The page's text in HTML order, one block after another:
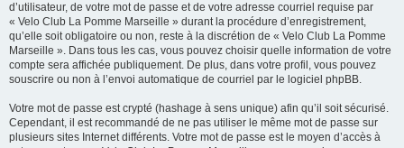
d’utilisateur, de votre mot de passe et de votre adresse courriel requise par
« Velo Club La Pomme Marseille » durant la procédure d’enregistrement,
qu’elle soit obligatoire ou non, reste à la discrétion de « Velo Club La Pomme
Marseille ». Dans tous les cas, vous pouvez choisir quelle information de votre
compte sera affichée publiquement. De plus, dans votre profil, vous pouvez
souscrire ou non à l’envoi automatique de courriel par le logiciel phpBB.
Votre mot de passe est crypté (hashage à sens unique) afin qu’il soit sécurisé.
Cependant, il est recommandé de ne pas utiliser le même mot de passe sur
plusieurs sites Internet différents. Votre mot de passe est le moyen d’accès à